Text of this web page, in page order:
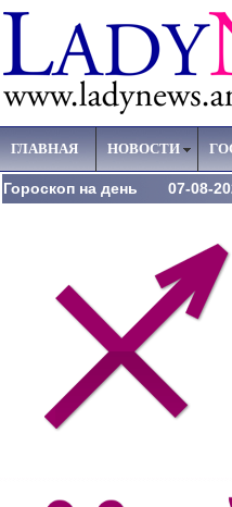
ГЛАВНАЯ НОВОСТИ
Гороскоп на день 07-08-